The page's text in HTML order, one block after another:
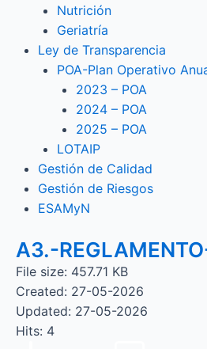
Nutrición
Geriatría
Ley de Transparencia
POA-Plan Operativo
2023 – POA
2024 – POA
2025 – POA
LOTAIP
Gestión de Calidad
Gestión de Riesgos
ESAMyN
A3.-
File size: 457.71 KB
Created: 27-05-2026
Updated: 27-05-2026
Hits: 4